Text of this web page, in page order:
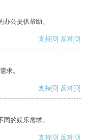
公提供帮助。
支持[0] 反对[0]
求。
支持[0] 反对[0]
的娱乐需求。
支持[0] 反对[0]